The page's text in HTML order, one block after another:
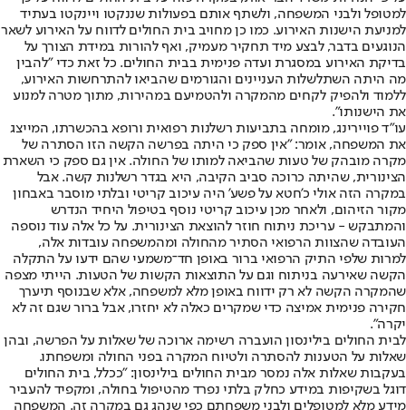
למטופל ולבני המשפחה, ולשתף אותם בפעולות שננקטו ויינקטו בעתיד
למניעת הישנות האירוע. כמו כן מחויב בית החולים לדווח על האירוע לשאר
הנוגעים בדבר, לבצע מיד תחקיר מעמיק, ואף להורות במידת הצורך על
בדיקת האירוע במסגרת ועדה פנימית בבית החולים. כל זאת כדי "להבין
מה היתה השתלשלות העניינים והגורמים שהביאו להתרחשות האירוע,
ללמוד ולהפיק לקחים מהמקרה ולהטמיעם במהירות, מתוך מטרה למנוע
את הישנותו".
עו"ד פויירינג, מומחה בתביעות רשלנות רפואית ורופא בהכשרתו, המייצג
את המשפחה, אומר: "אין ספק כי היתה בפרשה הקשה הזו הסתרה של
מקרה מובהק של טעות שהביאה למותו של החולה. אין גם ספק כי השארת
הצינורית, שהיתה כרוכה סביב הקיבה, היא בגדר רשלנות קשה. אבל
במקרה הזה אולי כ'חטא על פשע' היה עיכוב קריטי ובלתי מוסבר באבחון
מקור הזיהום, ולאחר מכן עיכוב קריטי נוסף בטיפול היחיד הנדרש
והמתבקש - עריכת ניתוח חוזר להוצאת הצינורית. על כל אלה עוד נוספה
העובדה שהצוות הרפואי הסתיר מהחולה ומהמשפחה עובדות אלה,
למרות שלפי התיק הרפואי ברור באופן חד־משמעי שהם ידעו על התקלה
הקשה שאירעה בניתוח וגם על התוצאות הקשות של הטעות. הייתי מצפה
שהמקרה הקשה לא רק ידווח באופן מלא למשפחה, אלא שבנוסף תיערך
חקירה פנימית אמיצה כדי שמקרים כאלה לא יחזרו, אבל ברור שגם זה לא
יקרה".
לבית החולים בילינסון הועברה רשימה ארוכה של שאלות על הפרשה, ובהן
שאלות על הטענות להסתרה ולטיוח המקרה בפני החולה ומשפחתו.
בעקבות שאלות אלה נמסר מבית החולים בילינסון: "ככלל, בית החולים
דוגל בשקיפות במידע כחלק בלתי נפרד מהטיפול בחולה, ומקפיד להעביר
מידע מלא למטופלים ולבני משפחתם כפי שנהג גם במקרה זה. המשפחה